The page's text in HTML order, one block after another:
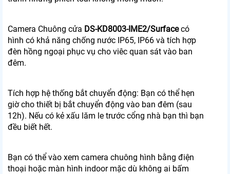
Camera Chuông cửa DS-KD8003-IME2/Surfacecó
hình có khả năng chống nước IP65, IP66 và tích hợp
đèn hồng ngoại phục vụ cho viêc quan sát vào ban
đêm.
Tích hợp hệ thống bắt chuyển động: Bạn có thể hẹn
giờ cho thiết bị bắt chuyển động vào ban đêm (sau
12h). Nếu có kẻ xấu lăm le trước cổng nhà bạn thì bạn
đều biết hết.
Bạn có thể vào xem camera chuông hình bằng điện
thoại hoặc màn hình indoor mặc dù không ai bấm